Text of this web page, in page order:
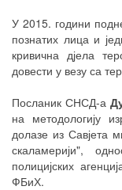
У 2015. години
познатих лица и
кривична дјела
довести у везу са
Посланик СНСД-а
на методологију
долазе из Савјета
скаламерији",
полицијских
ФБиХ.